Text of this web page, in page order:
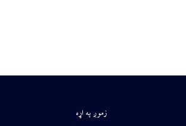
زموږ په اړه